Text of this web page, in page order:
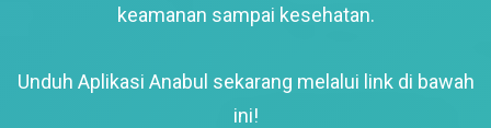
keamanan sampai kesehatan.
Unduh Aplikasi Anabul sekarang melalui link di bawah
ini!